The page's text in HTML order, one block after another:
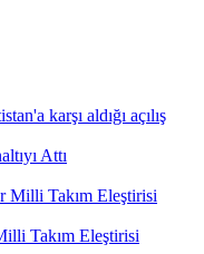
Attı
Takım Eleştirisi